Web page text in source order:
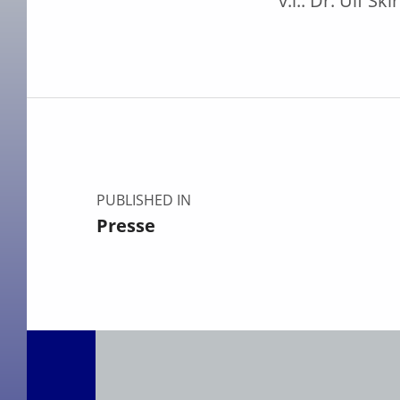
Beitragsnavigation
PUBLISHED IN
Presse